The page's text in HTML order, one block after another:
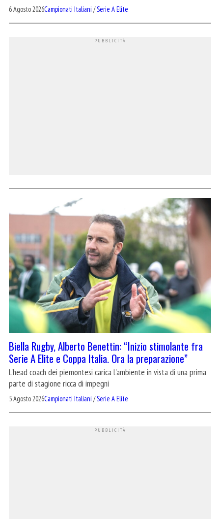
6 Agosto 2026Campionati Italiani /Serie A Elite
Biella Rugby, Alberto Benettin: “Inizio stimolante fra
Serie A Elite e Coppa Italia. Ora la preparazione”
L'head coach dei piemontesi carica l'ambiente in vista di una prima
parte di stagione ricca di impegni
5 Agosto 2026Campionati Italiani /Serie A Elite